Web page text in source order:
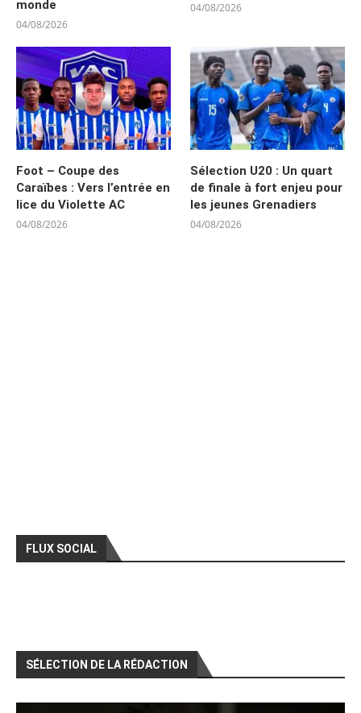
monde
04/08/2026
04/08/2026
Foot – Coupe des
Caraïbes : Vers l’entrée en
lice du Violette AC
04/08/2026
Sélection U20 : Un quart
de finale à fort enjeu pour
les jeunes Grenadiers
04/08/2026
FLUX SOCIAL
SÉLECTION DE LA RÉDACTION